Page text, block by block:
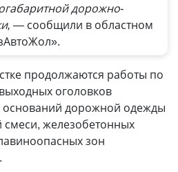
дорожно-
— сообщили в областном
продолжаются работы по
оголовков
оснований дорожной одежды
смеси, железобетонных
зон